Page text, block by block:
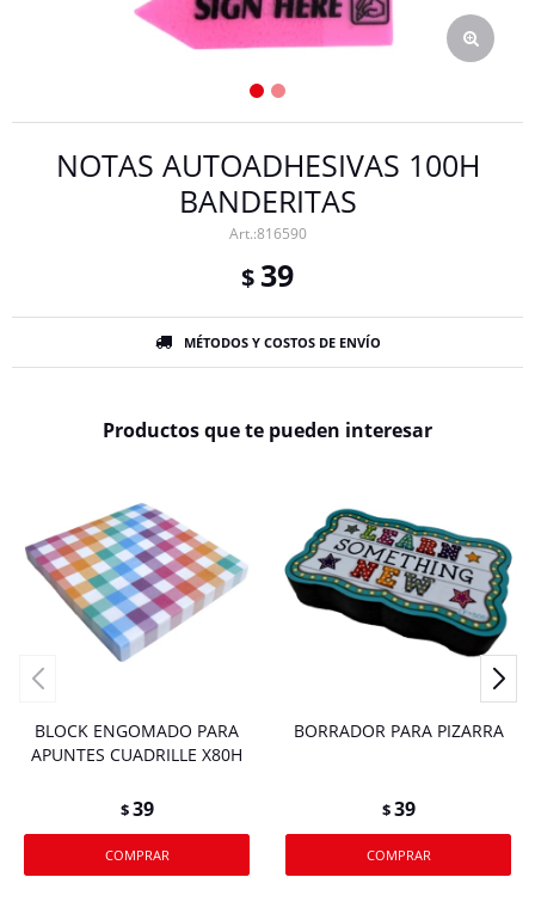
NOTAS AUTOADHESIVAS 100H
BANDERITAS
816590
$ 39
MÉTODOS Y COSTOS DE ENVÍO
Productos que te pueden interesar
BLOCK ENGOMADO PARA
APUNTES CUADRILLE X80H
$39
BORRADOR PARA PIZARRA
$39